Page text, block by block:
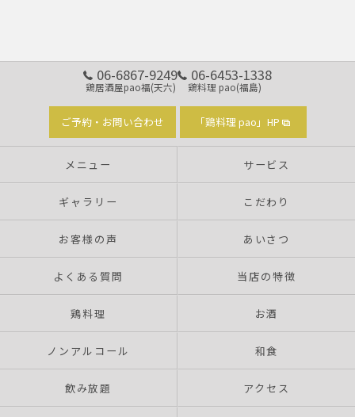
06-6867-9249
鶏居酒屋pao福(天六)
06-6453-1338
鶏料理 pao(福島)
ご予約・お問い合わせ 「鶏料理 pao」HP
メニュー サービス
ギャラリー こだわり
お客様の声 あいさつ
よくある質問 当店の特徴
鶏料理 お酒
ノンアルコール 和食
飲み放題 アクセス